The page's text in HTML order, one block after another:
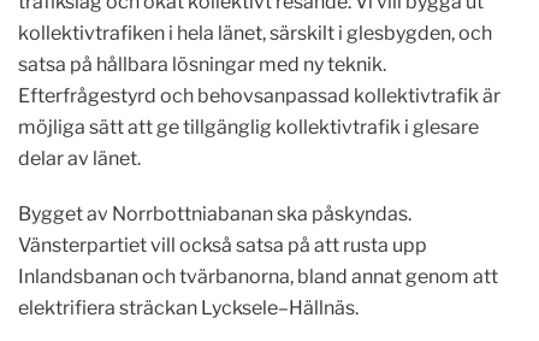
kollektivtrafiken i hela länet, särskilt i glesbygden, och
satsa på hållbara lösningar med ny teknik.
Efterfrågestyrd och behovsanpassad kollektivtrafik är
möjliga sätt att ge tillgänglig kollektivtrafik i glesare
delar av länet.
Bygget av Norrbottniabanan ska påskyndas.
Vänsterpartiet vill också satsa på att rusta upp
Inlandsbanan och tvärbanorna, bland annat genom att
elektrifiera sträckan Lycksele–Hällnäs.